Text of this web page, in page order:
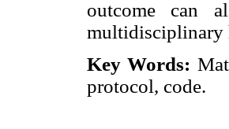
outcome can
multidisciplinary
Key Words:
protocol, code.